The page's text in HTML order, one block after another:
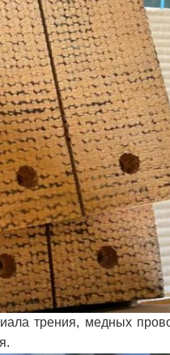
трения, медных